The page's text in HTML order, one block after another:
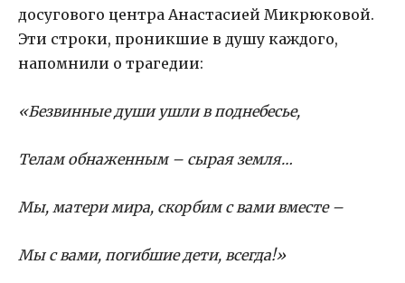
досугового центра Анастасией Микрюковой.
Эти строки, проникшие в душу каждого,
напомнили о трагедии:
«Безвинные души ушли в поднебесье,
Телам обнаженным – сырая земля…
Мы, матери мира, скорбим с вами вместе –
Мы с вами, погибшие дети, всегда!»